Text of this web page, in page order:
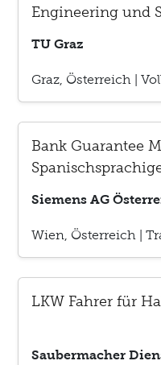
Engineering und
TU Graz
Graz, Österreich |
Bank Guarantee
Siemens AG
Wien, Österreich |
LKW Fahrer für
Saubermacher